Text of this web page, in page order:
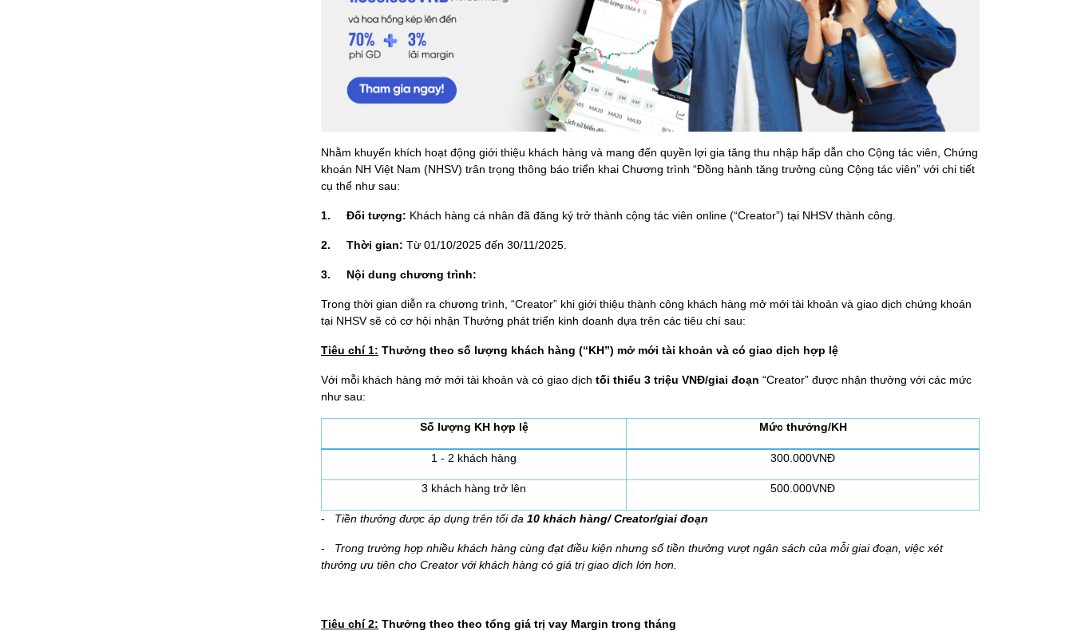
Nhằm khuyến khích hoạt động giới thiệu khách hàng và mang đến quyền lợi gia tăng thu nhập hấp dẫn cho Cộng tác viên, Chứng
khoán NH Việt Nam (NHSV) trân trọng thông báo triển khai Chương trình “Đồng hành tăng trưởng cùng Cộng tác viên” với chi tiết
cụ thể như sau:
1. Đối tượng: Khách hàng cá nhân đã đăng ký trở thành cộng tác viên online (“Creator”) tại NHSV thành công.
2. Thời gian: Từ 01/10/2025 đến 30/11/2025.
3. Nội dung chương trình:
Trong thời gian diễn ra chương trình, “Creator” khi giới thiệu thành công khách hàng mở mới tài khoản và giao dịch chứng khoán
tại NHSV sẽ có cơ hội nhận Thưởng phát triển kinh doanh dựa trên các tiêu chí sau:
Tiêu chí 1: Thưởng theo số lượng khách hàng (“KH”) mở mới tài khoản và có giao dịch hợp lệ
Với mỗi khách hàng mở mới tài khoản và có giao dịch tối thiểu 3 triệu VNĐ/giai đoạn “Creator” được nhận thưởng với các mức
như sau:
Số lượng KH hợp lệ Mức thưởng/KH
1 - 2 khách hàng 300.000VNĐ
3 khách hàng trở lên 500.000VNĐ
- Tiền thưởng được áp dụng trên tối đa 10 khách hàng/ Creator/giai đoạn
- Trong trường hợp nhiều khách hàng cùng đạt điều kiện nhưng số tiền thưởng vượt ngân sách của mỗi giai đoạn, việc xét
thưởng ưu tiên cho Creator với khách hàng có giá trị giao dịch lớn hơn.
Tiêu chí 2: Thưởng theo theo tổng giá trị vay Margin trong tháng